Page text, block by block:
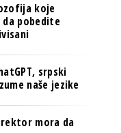
koje
da pobedite
srpski
naše jezike
mora da